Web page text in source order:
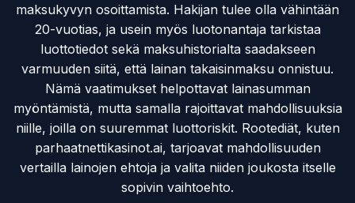
maksukyvyn osoittamista. Hakijan tulee olla vähintään
20-vuotias, ja usein myös luotonantaja tarkistaa
luottotiedot sekä maksuhistorialta saadakseen
varmuuden siitä, että lainan takaisinmaksu onnistuu.
Nämä vaatimukset helpottavat lainasumman
myöntämistä, mutta samalla rajoittavat mahdollisuuksia
niille, joilla on suuremmat luottoriskit. Rootediät, kuten
parhaatnettikasinot.ai, tarjoavat mahdollisuuden
vertailla lainojen ehtoja ja valita niiden joukosta itselle
sopivin vaihtoehto.